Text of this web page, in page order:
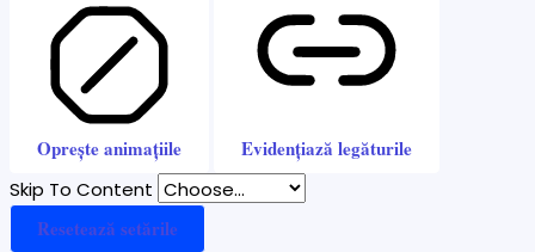
Oprește animațiile Evidențiază legăturile
Skip To Content
Resetează setările